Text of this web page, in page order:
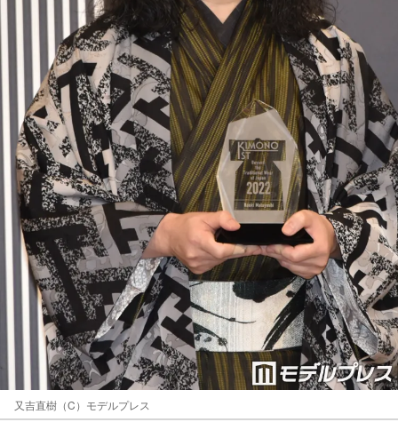
又吉直樹（C）モデルプレス